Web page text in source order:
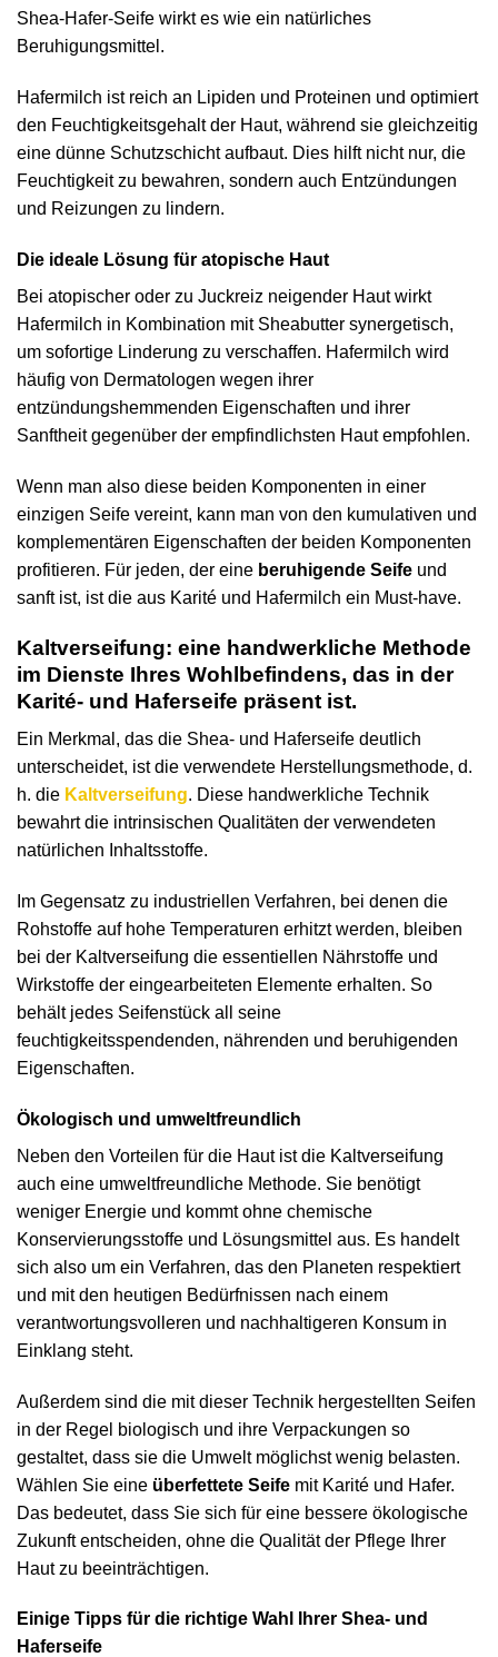
Shea-Hafer-Seife wirkt es wie ein natürliches
Beruhigungsmittel.
Hafermilch ist reich an Lipiden und Proteinen und optimiert
den Feuchtigkeitsgehalt der Haut, während sie gleichzeitig
eine dünne Schutzschicht aufbaut. Dies hilft nicht nur, die
Feuchtigkeit zu bewahren, sondern auch Entzündungen
und Reizungen zu lindern.
Die ideale Lösung für atopische Haut
Bei atopischer oder zu Juckreiz neigender Haut wirkt
Hafermilch in Kombination mit Sheabutter synergetisch,
um sofortige Linderung zu verschaffen. Hafermilch wird
häufig von Dermatologen wegen ihrer
entzündungshemmenden Eigenschaften und ihrer
Sanftheit gegenüber der empfindlichsten Haut empfohlen.
Wenn man also diese beiden Komponenten in einer
einzigen Seife vereint, kann man von den kumulativen und
komplementären Eigenschaften der beiden Komponenten
profitieren. Für jeden, der eine beruhigende Seife und
sanft ist, ist die aus Karité und Hafermilch ein Must-have.
Kaltverseifung: eine handwerkliche Methode
im Dienste Ihres Wohlbefindens, das in der
Karité- und Haferseife präsent ist.
Ein Merkmal, das die Shea- und Haferseife deutlich
unterscheidet, ist die verwendete Herstellungsmethode, d.
h. die Kaltverseifung. Diese handwerkliche Technik
bewahrt die intrinsischen Qualitäten der verwendeten
natürlichen Inhaltsstoffe.
Im Gegensatz zu industriellen Verfahren, bei denen die
Rohstoffe auf hohe Temperaturen erhitzt werden, bleiben
bei der Kaltverseifung die essentiellen Nährstoffe und
Wirkstoffe der eingearbeiteten Elemente erhalten. So
behält jedes Seifenstück all seine
feuchtigkeitsspendenden, nährenden und beruhigenden
Eigenschaften.
Ökologisch und umweltfreundlich
Neben den Vorteilen für die Haut ist die Kaltverseifung
auch eine umweltfreundliche Methode. Sie benötigt
weniger Energie und kommt ohne chemische
Konservierungsstoffe und Lösungsmittel aus. Es handelt
sich also um ein Verfahren, das den Planeten respektiert
und mit den heutigen Bedürfnissen nach einem
verantwortungsvolleren und nachhaltigeren Konsum in
Einklang steht.
Außerdem sind die mit dieser Technik hergestellten Seifen
in der Regel biologisch und ihre Verpackungen so
gestaltet, dass sie die Umwelt möglichst wenig belasten.
Wählen Sie eine überfettete Seife mit Karité und Hafer.
Das bedeutet, dass Sie sich für eine bessere ökologische
Zukunft entscheiden, ohne die Qualität der Pflege Ihrer
Haut zu beeinträchtigen.
Einige Tipps für die richtige Wahl Ihrer Shea- und
Haferseife